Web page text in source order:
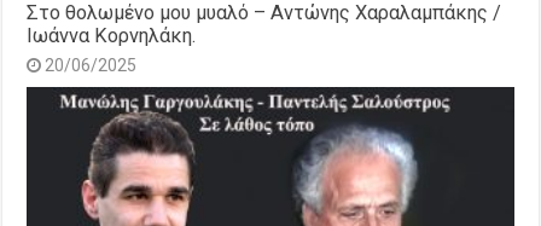
Στο θολωμένο μου μυαλό – Αντώνης Χαραλαμπάκης /
Ιωάννα Κορνηλάκη.
20/06/2025